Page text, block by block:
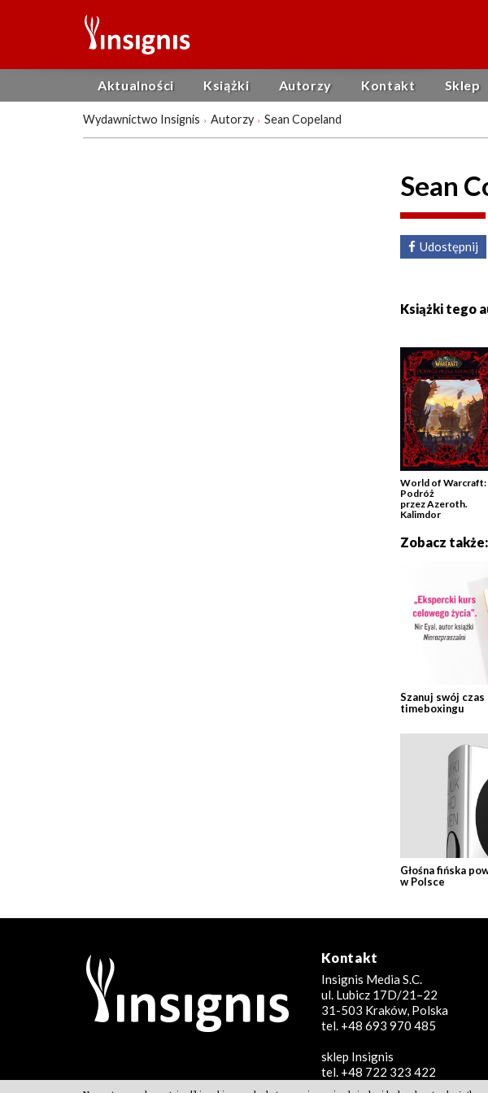
Aktualności Książki Autorzy Kontakt Sklep
Wydawnictwo Insignis Autorzy Sean Copeland
Sean
Udostępnij
Książki tego
World of Warcraft:
Podróż
przez Azeroth.
Kalimdor
Zobacz także:
Szanuj swój
timeboxingu
Głośna fińska
w Polsce
Kontakt
Insignis Media S.C.
ul. Lubicz 17D/21–22
31-503 Kraków, Polska
tel. +48 693 970 485
sklep Insignis
tel. +48 722 323 422